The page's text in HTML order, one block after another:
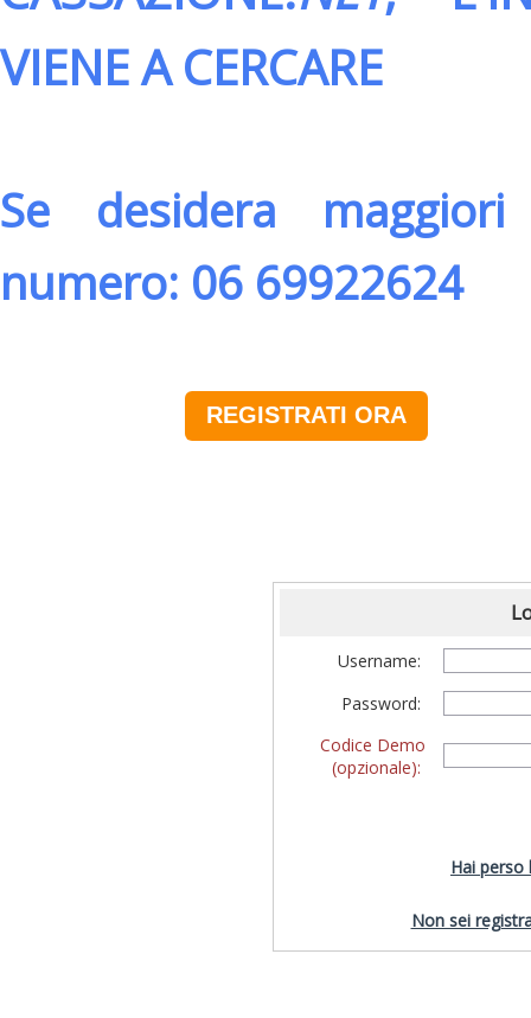
VIENE A CERCARE
Se desidera
numero: 06 69922624
REGISTRATI ORA
Username:
Password:
Codice Demo
(opzionale):
Hai perso
Non sei